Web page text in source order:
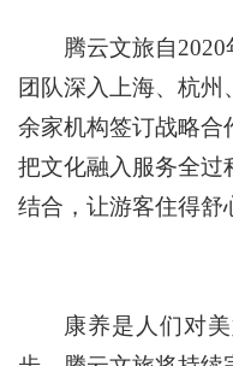
腾云文旅自
团队深入上海、杭
余家机构签订战略合
把文化融入服务全过
结合，让游客住得舒
康养是人们对